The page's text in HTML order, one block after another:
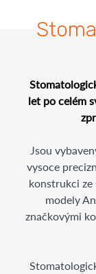
let po celém
Jsou
vysoce
konstrukci ze
modely
značkovými